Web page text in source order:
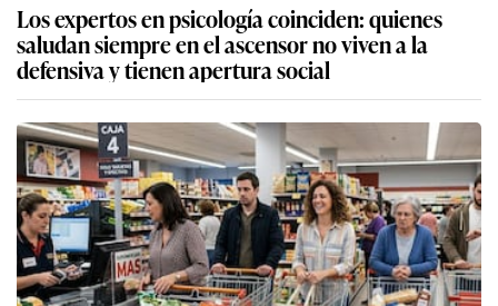
Los expertos en psicología coinciden: quienes
saludan siempre en el ascensor no viven a la
defensiva y tienen apertura social